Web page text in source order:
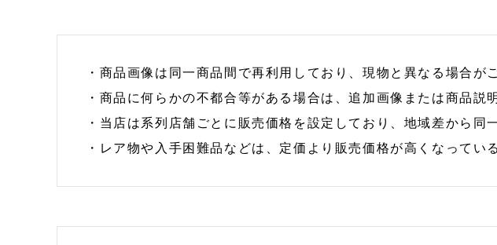
・商品画像は同一商品間で再利用しており、現物と異なる場合が
・商品に何らかの不都合等がある場合は、追加画像または商品説
・当店は系列店舗ごとに販売価格を設定しており、地域差から
・レア物や入手困難品などは、定価より販売価格が高くなってい